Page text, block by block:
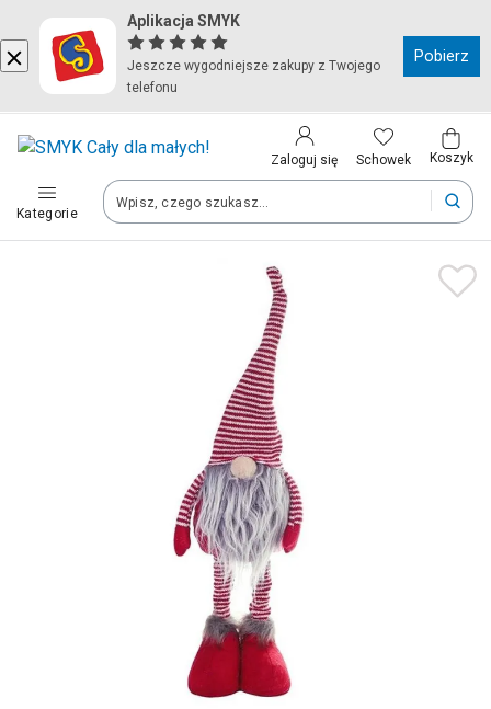
Aplikacja SMYK
Jeszcze wygodniejsze zakupy z Twojego
telefonu
Pobierz
Zaloguj się Schowek Koszyk
Kategorie
Kraj i język
Polska (Poland)
Twoje zamówienia dostarczymy na teren wybranego kraju.
Po zmianie kraju część produktów może zostać usunięta z
Zapisz